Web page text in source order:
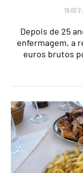
18:00 2
Depois de 25
enfermagem, a
euros brutos